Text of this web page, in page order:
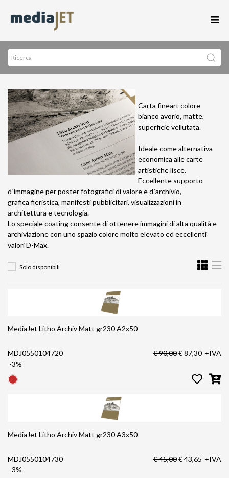
Carta fineart colore
bianco avorio, matte,
superficie vellutata.
Ideale come alternativa
economica alle carte
artistiche lisce.
Eccellente supporto
d`immagine per poster fotografici di valore e d`archivio,
grafica fieristica, manifesti pubblicitari, visualizzazioni in
architettura e tecnologia.
Lo speciale coating consente di ottenere immagini di alta qualità e
archiviazione con uno spazio colore molto elevato ed eccellenti
valori D-Max.
Solo disponibili
MediaJet Litho Archiv Matt gr230 A2x50
MDJ0550104720
-3%
€ 90,00€ 87,30 +IVA
MediaJet Litho Archiv Matt gr230 A3x50
MDJ0550104730
-3%
€ 45,00€ 43,65 +IVA